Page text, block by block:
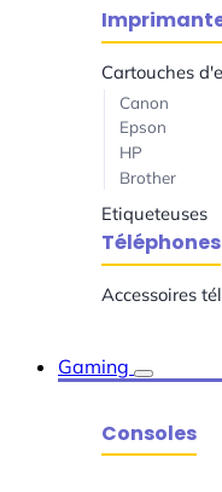
Cartouches
Canon
Epson
HP
Brother
Etiqueteuses
Téléphones
Accessoires
Gaming
Consoles